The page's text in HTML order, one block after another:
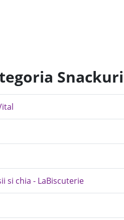
Snackuri
si chia - LaBiscuterie